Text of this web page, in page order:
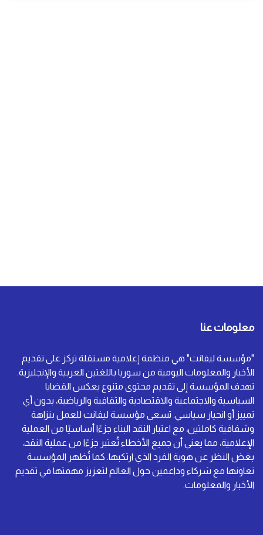
معلومات عنا
"مؤسسة ليفانت" هي منظمة إعلامية مستقلة تركز على تقديم
الأخبار والمعلومات اليومية من سوريا باللغتين العربية والإنجليزية.
تهدف المؤسسة إلى تقديم محتوى متنوع يعكس القضايا
السياسية والاجتماعية والاقتصادية والثقافية والرياضية، بدون أي
تمييز أو انحياز سياسي. تسعى مؤسسة ليفانت للعمل بنزاهة
وشفافية كاملتين، مع اعتبار النقد البناء جزءًا أساسيًا من العملية
الإعلامية، مما يعني أن جميع الأخطاء تُعتبر جزءًا من عملية النقد،
بغض النظر عن هوية الفرد الذي ارتكبها. كما تُظهر المؤسسة
تعاونها مع شركاء وداعمين حول العالم لتعزيز مهمتها في تقديم
الأخبار والمعلومات.